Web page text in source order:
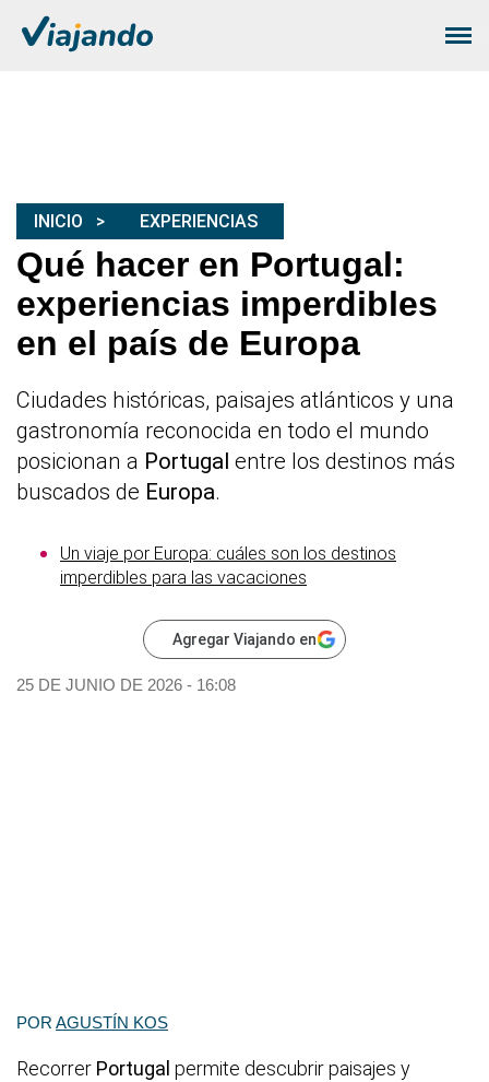
INICIO EXPERIENCIAS
Qué hacer en Portugal:
experiencias imperdibles
en el país de Europa
Ciudades históricas, paisajes atlánticos y una
gastronomía reconocida en todo el mundo
posicionan a Portugal entre los destinos más
buscados de Europa.
Un viaje por Europa: cuáles son los destinos
imperdibles para las vacaciones
Agregar Viajando en
25 DE JUNIO DE 2026 - 16:08
POR AGUSTÍN KOS
Recorrer Portugal permite descubrir paisajes y